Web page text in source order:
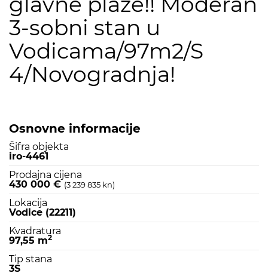
3-sobni stan u
Vodicama/97m2/S
4/Novogradnja!
Osnovne informacije
Šifra objekta
iro-4461
Prodajna cijena
430 000 € (3 239 835 kn)
Lokacija
Vodice (22211)
Kvadratura
97,55 m2
Tip stana
3S